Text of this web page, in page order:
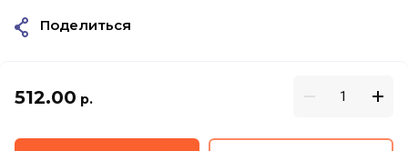
512.00 р.
Поделиться